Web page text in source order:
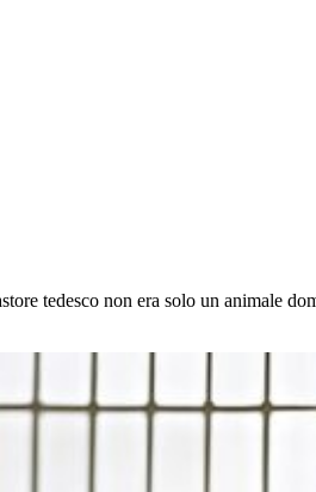
tedesco non era solo un animale